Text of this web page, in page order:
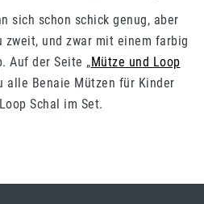
sich schon schick genug, aber
zweit, und zwar mit einem farbig
Auf der Seite „Mütze und Loop
alle Benaie Mützen für Kinder
Schal im Set.